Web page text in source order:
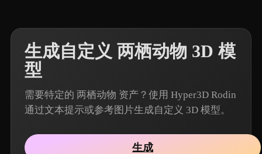
生成自定义 两栖动物 3D 模
型
需要特定的 两栖动物 资产？使用 Hyper3D Rodin
通过文本提示或参考图片生成自定义 3D 模型。
生成